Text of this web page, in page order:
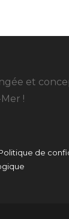
et
!
de